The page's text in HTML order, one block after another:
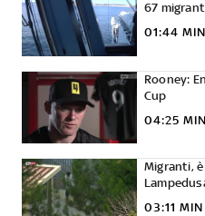
67
01:44 MIN
Rooney:
Cup
04:25 MIN
Migranti,
03:11 MIN